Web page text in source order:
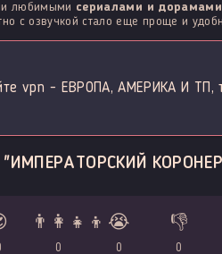
любимыми сериалами и
с озвучкой стало еще проще и
vpn - ЕВРОПА, АМЕРИКА И ТП,
👨‍👩‍👧‍👦
0
😭
0
👎
0